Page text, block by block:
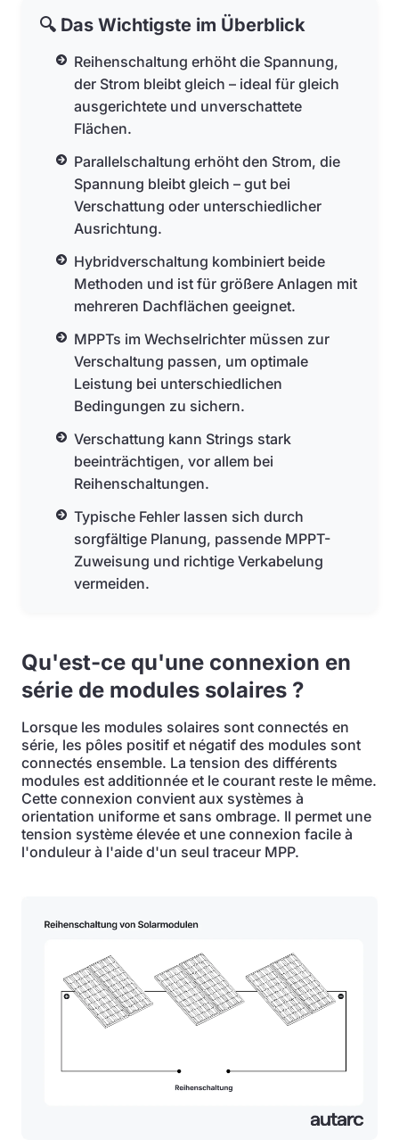
🔍 Das Wichtigste im Überblick
Reihenschaltung erhöht die Spannung,
der Strom bleibt gleich – ideal für gleich
ausgerichtete und unverschattete
Flächen.
Parallelschaltung erhöht den Strom, die
Spannung bleibt gleich – gut bei
Verschattung oder unterschiedlicher
Ausrichtung.
Hybridverschaltung kombiniert beide
Methoden und ist für größere Anlagen mit
mehreren Dachflächen geeignet.
MPPTs im Wechselrichter müssen zur
Verschaltung passen, um optimale
Leistung bei unterschiedlichen
Bedingungen zu sichern.
Verschattung kann Strings stark
beeinträchtigen, vor allem bei
Reihenschaltungen.
Typische Fehler lassen sich durch
sorgfältige Planung, passende MPPT-
Zuweisung und richtige Verkabelung
vermeiden.
Qu'est-ce qu'une connexion en
série de modules solaires ?
Lorsque les modules solaires sont connectés en
série, les pôles positif et négatif des modules sont
connectés ensemble. La tension des différents
modules est additionnée et le courant reste le même.
Cette connexion convient aux systèmes à
orientation uniforme et sans ombrage. Il permet une
tension système élevée et une connexion facile à
l'onduleur à l'aide d'un seul traceur MPP.